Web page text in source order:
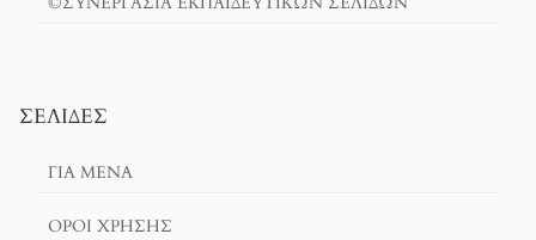
ΣΕΛΊΔΕΣ
ΓΙΑ ΜΕΝΑ
ΌΡΟΙ ΧΡΗΣΗΣ